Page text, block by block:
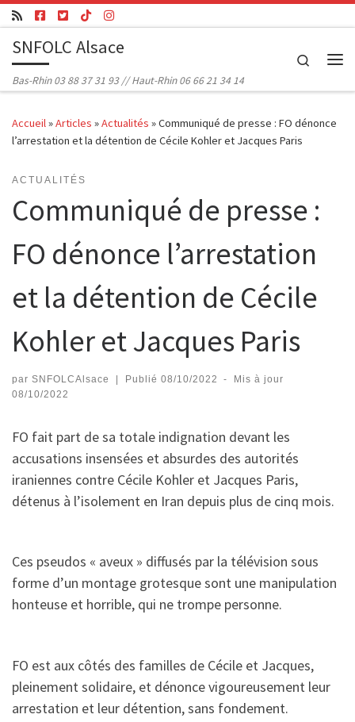
Passer au contenu
SNFOLC Alsace
Bas-Rhin 03 88 37 31 93 // Haut-Rhin 06 66 21 34 14
Search
Accueil»Articles »Actualités »Communiqué de presse : FO dénonce
l’arrestation et la détention de Cécile Kohler et Jacques Paris
ACTUALITÉS
Communiqué de presse :
FO dénonce l’arrestation
et la détention de Cécile
Kohler et Jacques Paris
par SNFOLCAlsace Publié 08/10/2022 -
Mis à jour
08/10/2022
FO fait part de sa totale indignation devant les
accusations insensées et absurdes des autorités
iraniennes contre Cécile Kohler et Jacques Paris,
détenus à l’isolement en Iran depuis plus de cinq mois.
Ces pseudos « aveux » diffusés par la télévision sous
forme d’un montage grotesque sont une manipulation
honteuse et horrible, qui ne trompe personne.
FO est aux côtés des familles de Cécile et Jacques,
pleinement solidaire, et dénonce vigoureusement leur
arrestation et leur détention, sans fondement.